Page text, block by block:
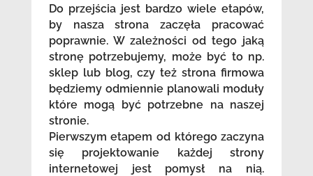
Do przejścia jest bardzo wiele etapów,
by nasza strona zaczęła pracować
poprawnie. W zależności od tego jaką
stronę potrzebujemy, może być to np.
sklep lub blog, czy też strona firmowa
będziemy odmiennie planowali moduły
które mogą być potrzebne na naszej
stronie.
Pierwszym etapem od którego zaczyna
się projektowanie każdej strony
internetowej jest pomysł na nią.